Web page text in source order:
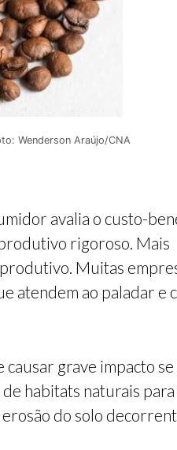
Wenderson Araújo/CNA
avalia o custo-
rigoroso. Mais
Muitas
atendem ao paladar e
grave impacto
habitats naturais
do solo